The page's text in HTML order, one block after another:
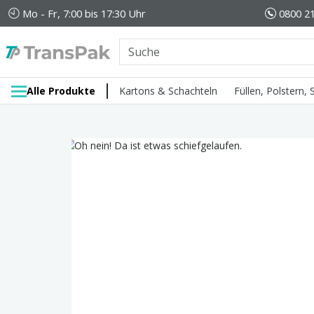
Mo - Fr, 7:00 bis 17:30 Uhr 0800
Alle Produkte Kartons & Schachteln Füllen, Polstern,